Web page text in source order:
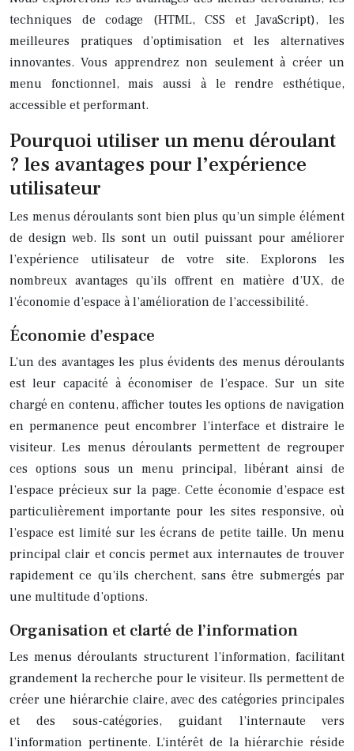
techniques de codage (HTML, CSS et JavaScript), les
meilleures pratiques d’optimisation et les alternatives
innovantes. Vous apprendrez non seulement à créer un
menu fonctionnel, mais aussi à le rendre esthétique,
accessible et performant.
Pourquoi utiliser un menu déroulant
? les avantages pour l’expérience
utilisateur
Les menus déroulants sont bien plus qu’un simple élément
de design web. Ils sont un outil puissant pour améliorer
l’expérience utilisateur de votre site. Explorons les
nombreux avantages qu’ils offrent en matière d’UX, de
l’économie d’espace à l’amélioration de l’accessibilité.
Économie d’espace
L’un des avantages les plus évidents des menus déroulants
est leur capacité à économiser de l’espace. Sur un site
chargé en contenu, afficher toutes les options de navigation
en permanence peut encombrer l’interface et distraire le
visiteur. Les menus déroulants permettent de regrouper
ces options sous un menu principal, libérant ainsi de
l’espace précieux sur la page. Cette économie d’espace est
particulièrement importante pour les sites responsive, où
l’espace est limité sur les écrans de petite taille. Un menu
principal clair et concis permet aux internautes de trouver
rapidement ce qu’ils cherchent, sans être submergés par
une multitude d’options.
Organisation et clarté de l’information
Les menus déroulants structurent l’information, facilitant
grandement la recherche pour le visiteur. Ils permettent de
créer une hiérarchie claire, avec des catégories principales
et des sous-catégories, guidant l’internaute vers
l’information pertinente. L’intérêt de la hiérarchie réside